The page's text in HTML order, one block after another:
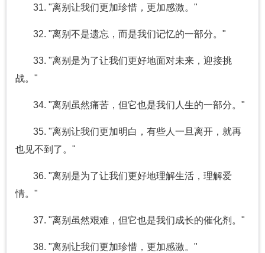
31. "离别让我们更加珍惜，更加感激。"
32. "离别不是遗忘，而是我们记忆的一部分。"
33. "离别是为了让我们更好地面对未来，迎接挑
战。"
34. "离别虽然痛苦，但它也是我们人生的一部分。"
35. "离别让我们更加明白，有些人一旦离开，就再
也见不到了。"
36. "离别是为了让我们更好地理解生活，理解爱
情。"
37. "离别虽然艰难，但它也是我们成长的催化剂。"
38. "离别让我们更加珍惜，更加感激。"